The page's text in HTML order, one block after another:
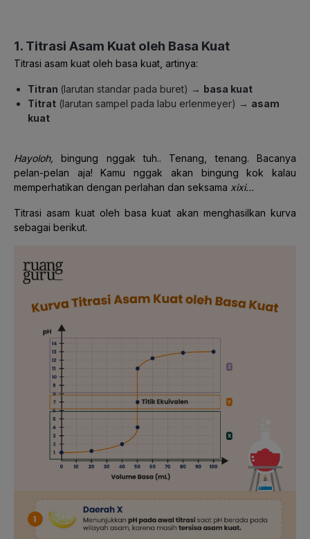
1. Titrasi Asam Kuat oleh Basa Kuat
Titrasi asam kuat oleh basa kuat, artinya:
Titran (larutan standar pada buret) → basa kuat
Titrat (larutan sampel pada labu erlenmeyer) → asam
kuat
Hayoloh, bingung nggak tuh.. Tenang, tenang. Bacanya
pelan-pelan aja! Kamu nggak akan bingung kok kalau
memperhatikan dengan perlahan dan seksama xixi…
Titrasi asam kuat oleh basa kuat akan menghasilkan kurva
sebagai berikut.